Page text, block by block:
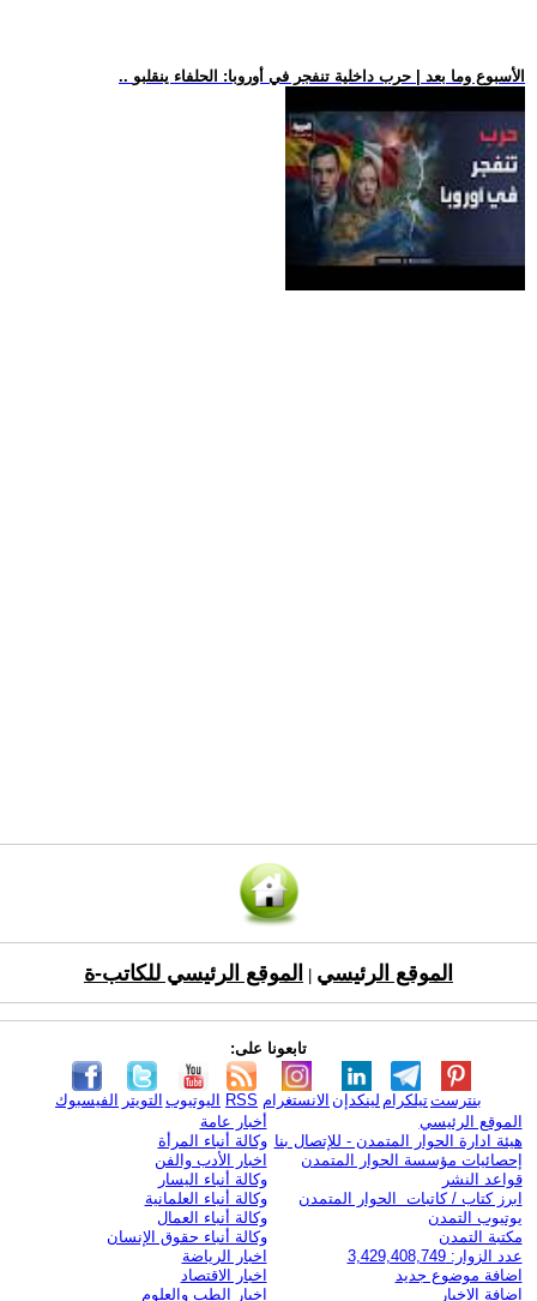
.. الأسبوع وما بعد | حرب داخلية تنفجر في أوروبا: الحلفاء ينقلبو
الموقع الرئيسي الموقع الرئيسي للكاتب-ة
تابعونا على:
الفيسبوك التويتر اليوتيوب RSS الانستغرام لينكدإن تيلكرامبنترست
الموقع الرئيسي
هيئة ادارة الحوار المتمدن - للإتصال بنا
إحصائيات مؤسسة الحوار المتمدن
قواعد النشر
ابرز كتاب / كاتبات الحوار المتمدن
يوتيوب التمدن
مكتبة التمدن
عدد الزوار: 3,429,408,749
اضافة موضوع جديد
اضافة الاخبار
أخبار عامة
وكالة أنباء المرأة
اخبار الأدب والفن
وكالة أنباء اليسار
وكالة أنباء العلمانية
وكالة أنباء العمال
وكالة أنباء حقوق الإنسان
اخبار الرياضة
اخبار الاقتصاد
اخبار الطب والعلوم